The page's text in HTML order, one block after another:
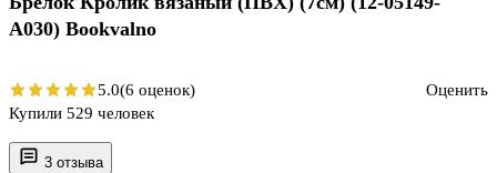
3 отзыва
A030) Bookvalno
5.0(6 оценок)
Оценить
Купили 529 человек